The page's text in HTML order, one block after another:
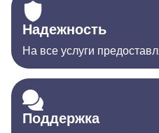
Надежность
На все услуги
Поддержка